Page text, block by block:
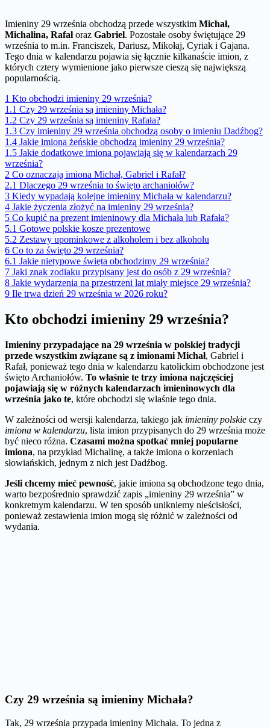
Imieniny 29 września obchodzą przede wszystkim Michał,
Michalina, Rafałoraz Gabriel. Pozostałe osoby świętujące 29
września to m.in. Franciszek, Dariusz, Mikołaj, Cyriak i Gajana.
Tego dnia w kalendarzu pojawia się łącznie kilkanaście imion, z
których cztery wymienione jako pierwsze cieszą się największą
popularnością.
1 Kto obchodzi imieniny 29 września?
1.1 Czy 29 września są imieniny Michała?
1.2 Czy 29 września są imieniny Rafała?
1.3 Czy imieniny 29 września obchodzą osoby o imieniu Dadźbog?
1.4 Jakie imiona żeńskie obchodzą imieniny 29 września?
1.5 Jakie dodatkowe imiona pojawiają się w kalendarzach 29
września?
2 Co oznaczają imiona Michał, Gabriel i Rafał?
2.1 Dlaczego 29 września to święto archaniołów?
3 Kiedy wypadają kolejne imieniny Michała w kalendarzu?
4 Jakie życzenia złożyć na imieniny 29 września?
5 Co kupić na prezent imieninowy dla Michała lub Rafała?
5.1 Gotowe polskie kosze prezentowe
5.2 Zestawy upominkowe z alkoholem i bez alkoholu
6 Co to za święto 29 września?
6.1 Jakie nietypowe święta obchodzimy 29 września?
7 Jaki znak zodiaku przypisany jest do osób z 29 września?
8 Jakie wydarzenia na przestrzeni lat miały miejsce 29 września?
9 Ile trwa dzień 29 września w 2026 roku?
Kto obchodzi imieniny 29 września?
Imieniny przypadające na 29 września w polskiej tradycji
przede wszystkim związane są z imionami Michał, Gabriel i
Rafał, ponieważ tego dnia w kalendarzu katolickim obchodzone jest
święto Archaniołów. To właśnie te trzy imiona najczęściej
pojawiają się w różnych kalendarzach imieninowych dla
września jako te, które obchodzi się właśnie tego dnia.
W zależności od wersji kalendarza, takiego jak imieniny polskie czy
imiona w kalendarzu, lista imion przypisanych do 29 września może
być nieco różna. Czasami można spotkać mniej popularne
imiona, na przykład Michalinę, a także imiona o korzeniach
słowiańskich, jednym z nich jest Dadźbog.
Jeśli chcemy mieć pewność, jakie imiona są obchodzone tego dnia,
warto bezpośrednio sprawdzić zapis „imieniny 29 września” w
konkretnym kalendarzu. W ten sposób unikniemy nieścisłości,
ponieważ zestawienia imion mogą się różnić w zależności od
wydania.
Czy 29 września są imieniny Michała?
Tak, 29 września przypada imieniny Michała. To jedna z